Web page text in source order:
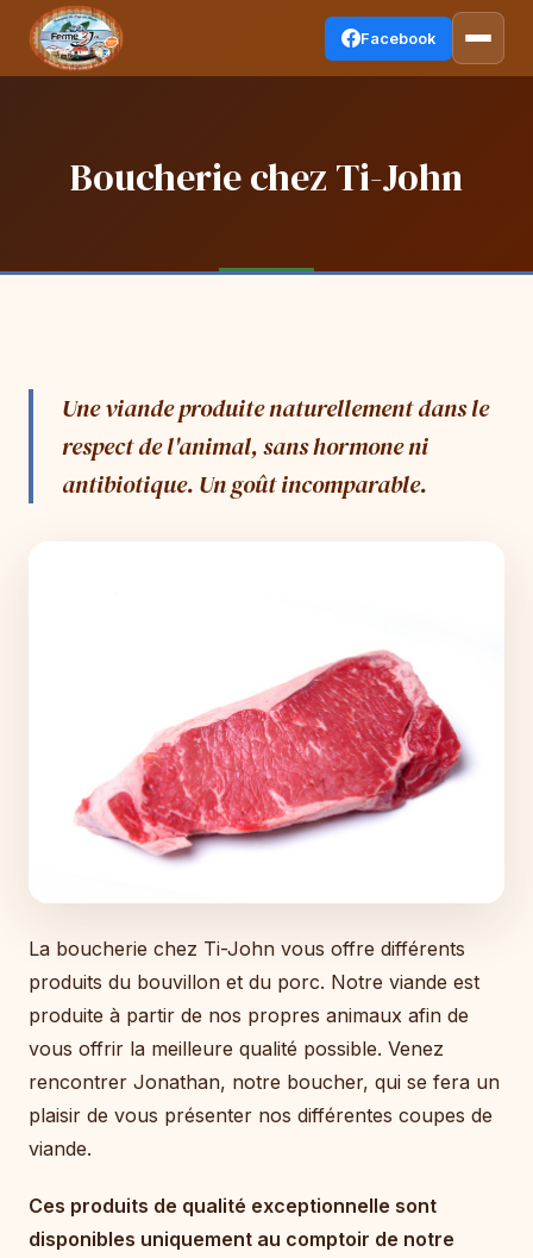
Facebook
Boucherie chez Ti-John
Une viande produite naturellement dans le
respect de l'animal, sans hormone ni
antibiotique. Un goût incomparable.
La boucherie chez Ti-John vous offre différents
produits du bouvillon et du porc. Notre viande est
produite à partir de nos propres animaux afin de
vous offrir la meilleure qualité possible. Venez
rencontrer Jonathan, notre boucher, qui se fera un
plaisir de vous présenter nos différentes coupes de
viande.
Ces produits de qualité exceptionnelle sont
disponibles uniquement au comptoir de notre